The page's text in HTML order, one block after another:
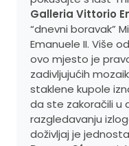
Galleria Vittorio
“dnevni boravak”
Emanuele II. Više
ovo mjesto je
zadivljujućih
staklene kupole
da ste zakoračili u
razgledavanju
doživljaj je